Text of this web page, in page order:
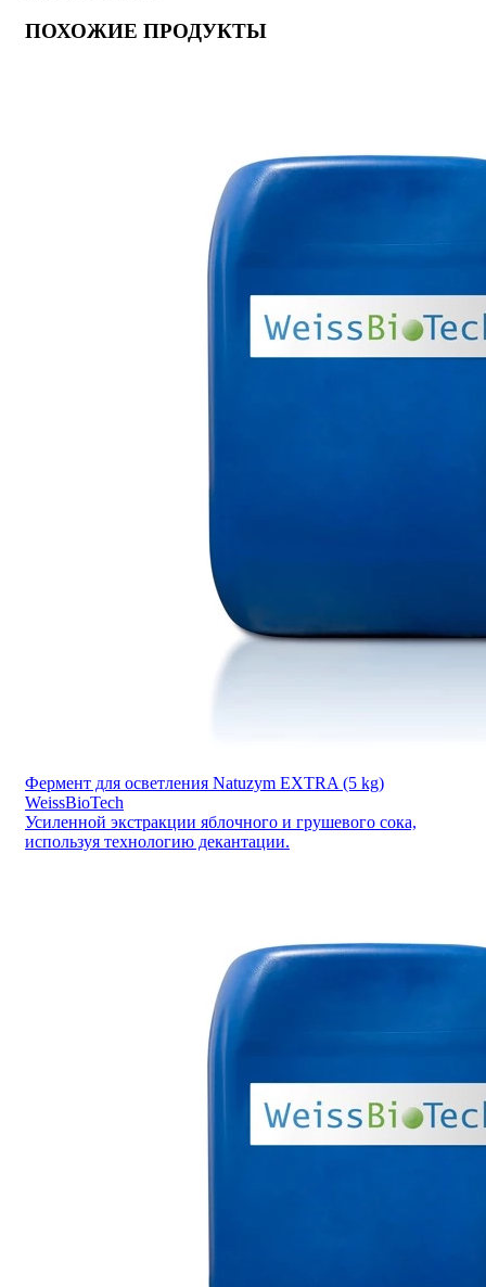
ПОХОЖИЕ ПРОДУКТЫ
Фермент для осветления Natuzym EXTRA (5 kg)
WeissBioTech
Усиленной экстракции яблочного и грушевого сока,
используя технологию декантации.